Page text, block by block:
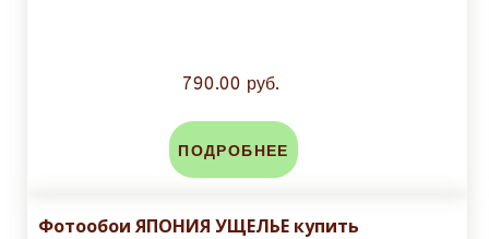
790.00 руб.
ПОДРОБНЕЕ
Фотообои ЯПОНИЯ УЩЕЛЬЕ купить